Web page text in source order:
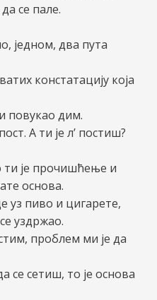
се пале.
једном, два пута
констатацију која
повукао дим.
А ти је л’ постиш?
ти је прочишћење и
основа.
уз пиво и цигарете,
уздржао.
проблем ми је да
се сетиш, то је основа